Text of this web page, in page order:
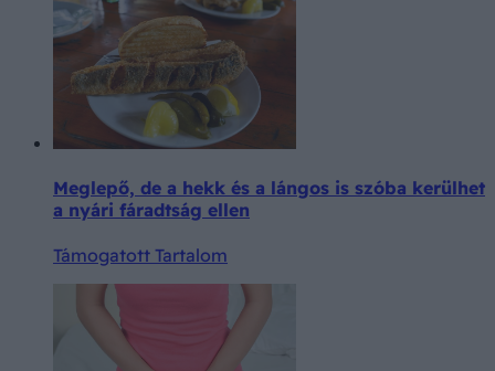
Meglepő, de a hekk és a lángos is szóba kerülhet
a nyári fáradtság ellen
Támogatott Tartalom